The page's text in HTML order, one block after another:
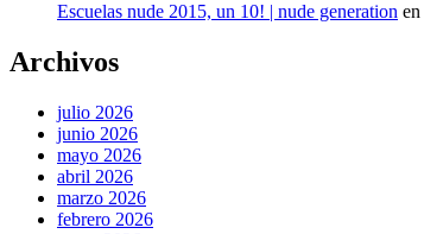
Escuelas nude 2015, un 10! | nude generation en
Archivos
julio 2026
junio 2026
mayo 2026
abril 2026
marzo 2026
febrero 2026